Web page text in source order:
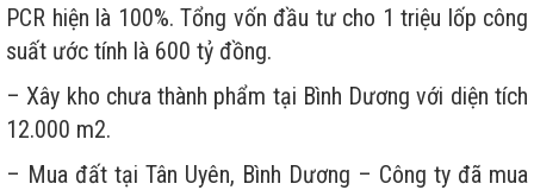
PCR hiện là 100%. Tổng vốn đầu tư cho 1 triệu lốp công
suất ước tính là 600 tỷ đồng.
– Xây kho chưa thành phẩm tại Bình Dương với diện tích
12.000 m2.
– Mua đất tại Tân Uyên, Bình Dương – Công ty đã mua